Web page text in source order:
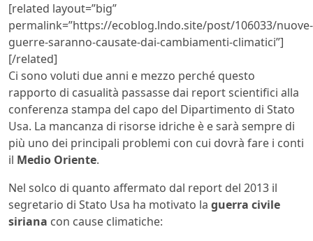
[related layout=”big”
permalink=”https://ecoblog.lndo.site/post/106033/nuove-
guerre-saranno-causate-dai-cambiamenti-climatici”]
[/related]
Ci sono voluti due anni e mezzo perché questo
rapporto di casualità passasse dai report scientifici alla
conferenza stampa del capo del Dipartimento di Stato
Usa. La mancanza di risorse idriche è e sarà sempre di
più uno dei principali problemi con cui dovrà fare i conti
il Medio Oriente.
Nel solco di quanto affermato dal report del 2013 il
segretario di Stato Usa ha motivato la guerra civile
siriana con cause climatiche: